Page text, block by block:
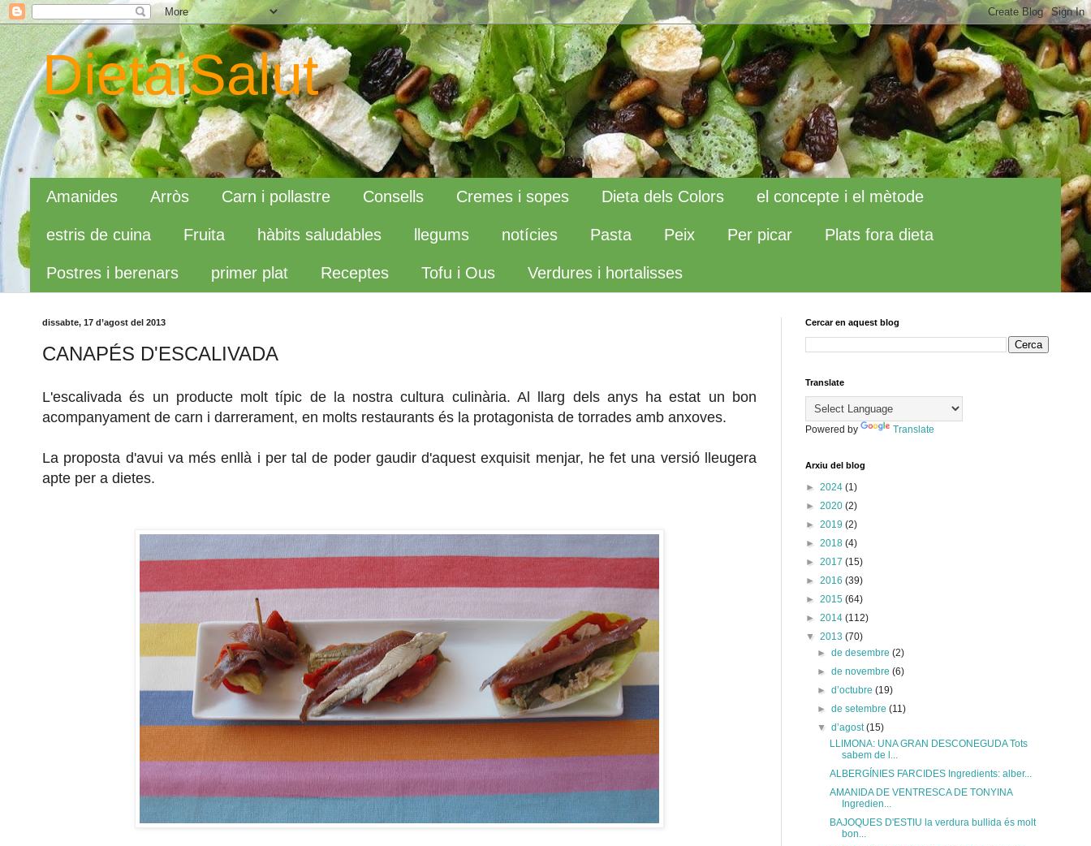
DietaiSalut
Amanides Arròs Carn i pollastre Consells Cremes i sopes Dieta dels Colors el concepte i el mètode
estris de cuina Fruita hàbits saludables llegums notícies Pasta Peix Per picar Plats fora dieta
Postres i berenars primer plat Receptes Tofu i Ous Verdures i hortalisses
dissabte, 17 d’agost del 2013
CANAPÉS D'ESCALIVADA
L'escalivada és un producte molt típic de la nostra cultura culinària. Al llarg dels anys ha estat un bon
acompanyament de carn i darrerament, en molts restaurants és la protagonista de torrades amb anxoves.
La proposta d'avui va més enllà i per tal de poder gaudir d'aquest exquisit menjar, he fet una versió lleugera
apte per a dietes.
Cercar en aquest blog
Translate
Powered by Translate
Arxiu del blog
► 2024 (1)
► 2020 (2)
► 2019 (2)
► 2018 (4)
► 2017 (15)
► 2016 (39)
► 2015 (64)
► 2014 (112)
▼ 2013 (70)
►de desembre(2)
►de novembre(6)
►d’octubre(19)
►de setembre(11)
▼d’agost(15)
LLIMONA: UNA GRAN DESCONEGUDA Tots
sabem de l...
ALBERGÍNIES FARCIDES Ingredients: alber...
AMANIDA DE VENTRESCA DE TONYINA
Ingredien...
BAJOQUES D'ESTIU la verdura bullida és molt
bon...